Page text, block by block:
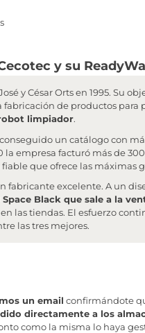
y su
y César Orts en 1995. Su
fabricación de productos
limpiador.
un catálogo con
la empresa facturó más de
que ofrece las máximas
fabricante excelente. A un
Space Black que sale a la
las tiendas. El esfuerzo
las tres mejores.
un email confirmándote
directamente a los
como la misma lo haya